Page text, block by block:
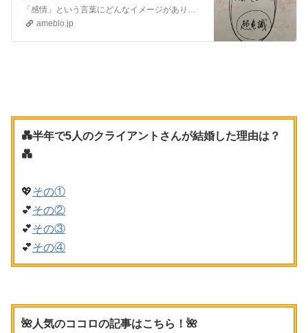
「感情」という言葉にどんなイメージがありますか？「感情的」という言葉であればどうでしょうか？いいイメージがある人は少ないのではないでしょうか？ 感情的と言われ…
ameblo.jp
💑半年で5人のクライアントさんが結婚した理由は？
💑
💖その①
💕その②
💕その③
💕その④
🌺人気のココロの記事はこちら！🌺